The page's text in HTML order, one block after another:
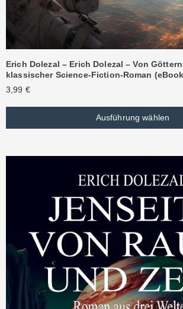
Erich Dolezal – Erich Dolezal – Von
klassischer Science-Fiction-Roman
3,99 €
Ausführung wählen